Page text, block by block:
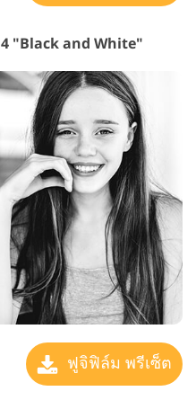
"Black and White"
ฟูจิฟิล์ม พรีเซ็ต